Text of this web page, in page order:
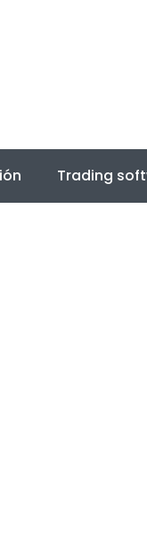
Trading